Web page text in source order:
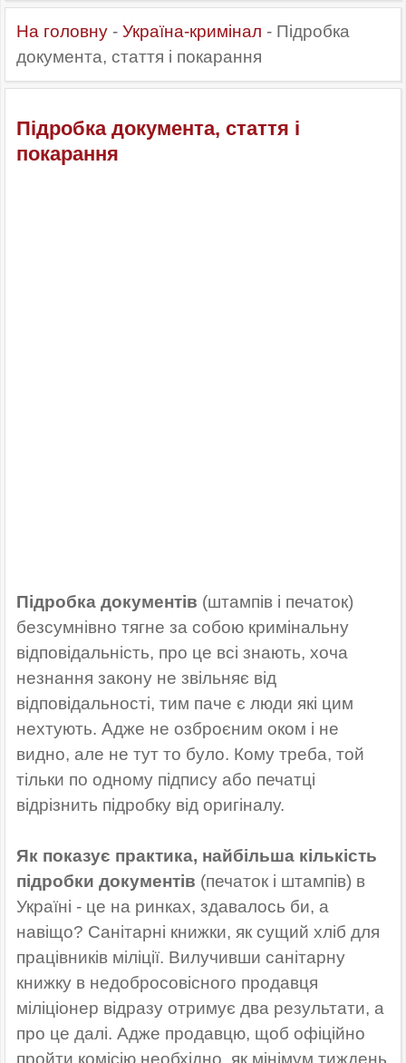
На головну - Україна-кримінал - Підробка
документа, стаття і покарання
Підробка документа, стаття і
покарання
Підробка документів (штампів і печаток)
безсумнівно тягне за собою кримінальну
відповідальність, про це всі знають, хоча
незнання закону не звільняє від
відповідальності, тим паче є люди які цим
нехтують. Адже не озброєним оком і не
видно, але не тут то було. Кому треба, той
тільки по одному підпису або печатці
відрізнить підробку від оригіналу.
Як показує практика, найбільша кількість
підробки документів (печаток і штампів) в
Україні - це на ринках, здавалось би, а
навіщо? Санітарні книжки, як сущий хліб для
працівників міліції. Вилучивши санітарну
книжку в недобросовісного продавця
міліціонер відразу отримує два результати, а
про це далі. Адже продавцю, щоб офіційно
пройти комісію необхідно, як мінімум тиждень